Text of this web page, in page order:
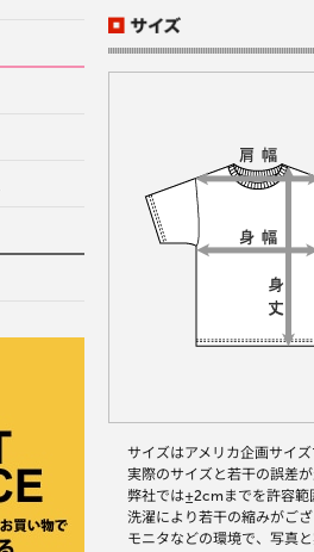
サイズはアメリカ企画サイ
実際のサイズと若干の誤差
弊社では±2cmまでを許容範
洗濯により若干の縮みがご
モニタなどの環境で、写真